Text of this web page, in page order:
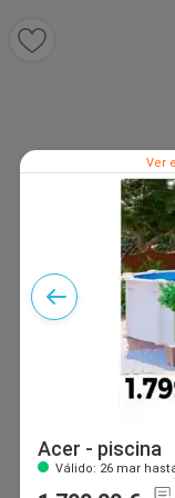
Ver
Acer - piscina
Válido: 26 mar